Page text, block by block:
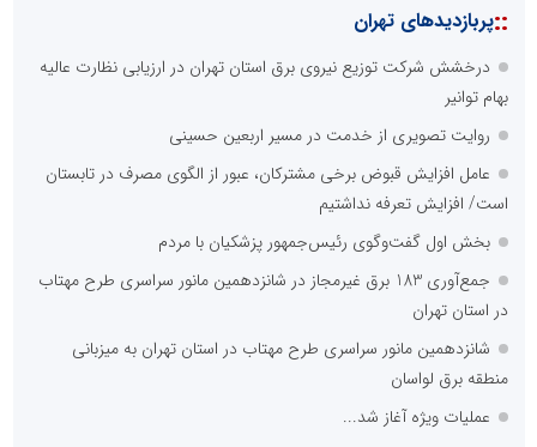
::پربازدیدهای تهران
درخشش شرکت توزیع نیروی برق استان تهران در ارزیابی نظارت عالیه
بهام توانیر
روایت تصویری از خدمت در مسیر اربعین حسینی
عامل افزایش قبوض برخی مشترکان، عبور از الگوی مصرف در تابستان
است/ افزایش تعرفه نداشتیم
بخش اول گفت‌وگوی رئیس‌جمهور پزشکیان با مردم
جمع‌آوری 183 برق غیرمجاز در شانزدهمین مانور سراسری طرح مهتاب
در استان تهران
شانزدهمین مانور سراسری طرح مهتاب در استان تهران به میزبانی
منطقه برق لواسان
عملیات ویژه آغاز شد...